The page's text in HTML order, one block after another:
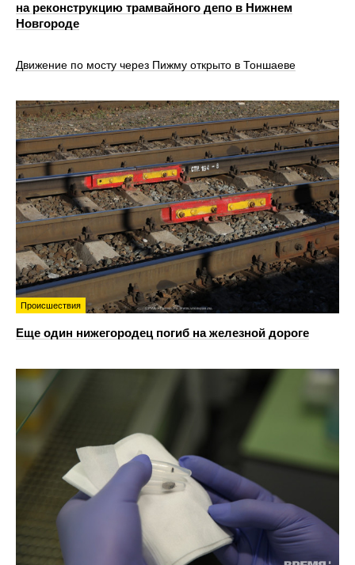
на реконструкцию трамвайного депо в Нижнем
Новгороде
Движение по мосту через Пижму открыто в Тоншаеве
Происшествия
Еще один нижегородец погиб на железной дороге